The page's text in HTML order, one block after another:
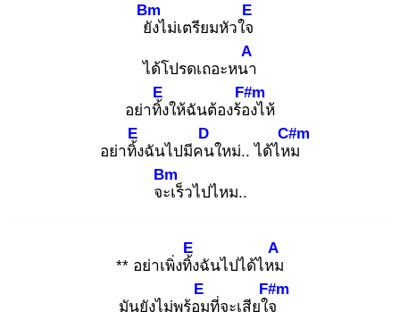
ยัง
Bm
ไม่เตรียมหัวใจ
E
ได้โปรดเถอะหนา
A
อย่าทิ้ง
E
ให้ฉันต้องร้อง
F#m
ไห้
อย่าทิ้ง
E
ฉันไปมีคน
D
ใหม่.. ได้ไหม
C#m
จะเ
Bm
ร็วไปไหม..
** อย่าเพิ่งทิ้ง
E
ฉันไปได้ไหม
A
มันยังไม่พร้อม
E
ที่จะเสียใจ
F#m